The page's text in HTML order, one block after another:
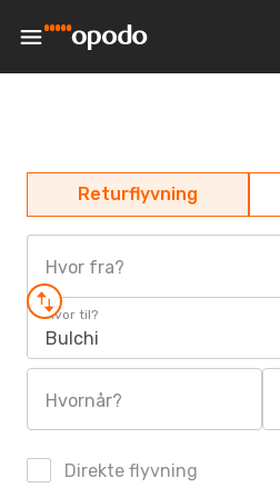
Returflyvning
Hvor fra?
Hvor til?
Bulchi
Hvornår?
Direkte flyvning